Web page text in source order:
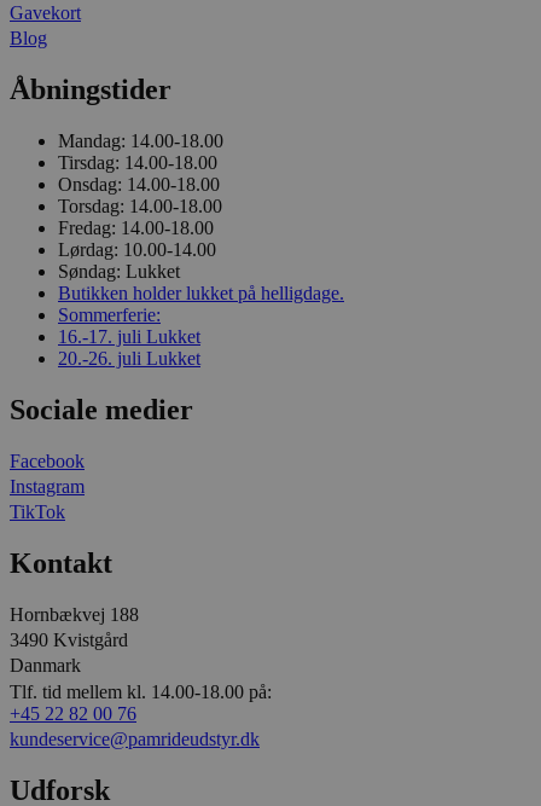
Gavekort
Blog
Åbningstider
Mandag: 14.00-18.00
Tirsdag: 14.00-18.00
Onsdag: 14.00-18.00
Torsdag: 14.00-18.00
Fredag: 14.00-18.00
Lørdag: 10.00-14.00
Søndag: Lukket
Butikken holder lukket på helligdage.
Sommerferie:
16.-17. juli Lukket
20.-26. juli Lukket
Sociale medier
Facebook
Instagram
TikTok
Kontakt
Hornbækvej 188
3490 Kvistgård
Danmark
Tlf. tid mellem kl. 14.00-18.00 på:
+45 22 82 00 76
kundeservice@pamrideudstyr.dk
Udforsk